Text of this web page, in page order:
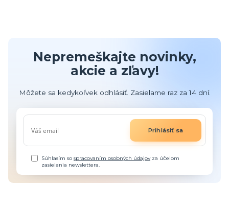
Nepremeškajte novinky,
akcie a zľavy!
Môžete sa kedykoľvek odhlásiť. Zasielame raz za 14 dní.
Prihlásiť sa
Súhlasím sospracovaním osobných údajovza účelom
zasielania newslettera.